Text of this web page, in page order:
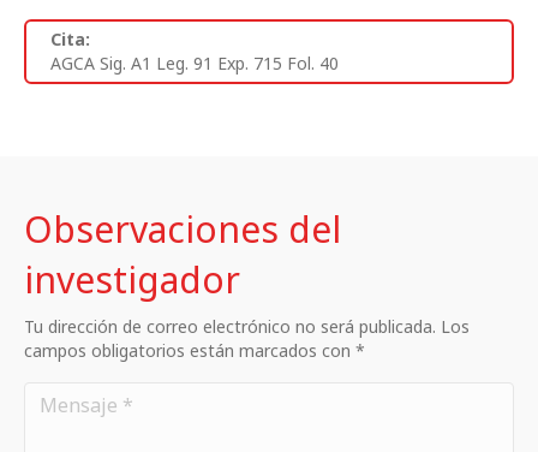
Cita:
AGCA Sig. A1 Leg. 91 Exp. 715 Fol. 40
Observaciones del
investigador
Tu dirección de correo electrónico no será publicada. Los
campos obligatorios están marcados con *